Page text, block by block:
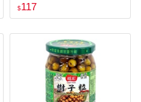
$117